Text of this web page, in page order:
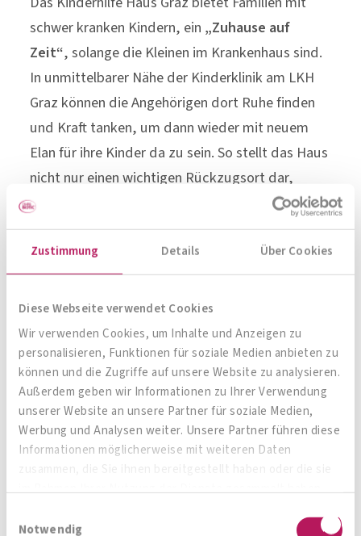
Zustimmung Details Über Cookies
Diese Webseite verwendet Cookies
Wir verwenden Cookies, um Inhalte und Anzeigen zu
personalisieren, Funktionen für soziale Medien anbieten zu
können und die Zugriffe auf unsere Website zu analysieren.
Außerdem geben wir Informationen zu Ihrer Verwendung
unserer Website an unsere Partner für soziale Medien,
Werbung und Analysen weiter. Unsere Partner führen diese
Informationen möglicherweise mit weiteren Daten
im Rahmen Ihrer Nutzung der Dienste gesammelt haben.
Notwendig
schwer kranken Kindern, ein „Zuhause auf
Zeit“, solange die Kleinen im Krankenhaus sind.
In unmittelbarer Nähe der Kinderklinik am LKH
Graz können die Angehörigen dort Ruhe finden
und Kraft tanken, um dann wieder mit neuem
Elan für ihre Kinder da zu sein. So stellt das Haus
nicht nur einen wichtigen Rückzugsort dar,
sondern erspart den Familien auch weite
Anfahrtswege und hohe Hotelkosten.
eineZimmerpatenschaftim Haus übernommen.
Beim Besuch des Hauses und Gespräch
mit HausleiterinNina Reitererzeigte sich Frau
Prof. Frauwallner begeistert von diesem
„Kraftort“ für Eltern: „Als Mutter kenne ich das
Gefühl wie es ist, wenn das eigene Kind krank ist.
ihm zu sein und es mit Nähe, Liebe und
Geborgenheit zu umsorgen. Genau dabei werden